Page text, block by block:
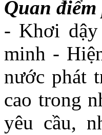
Quan
- Khơi dậy
minh -
nước phát
cao trong
yêu cầu,